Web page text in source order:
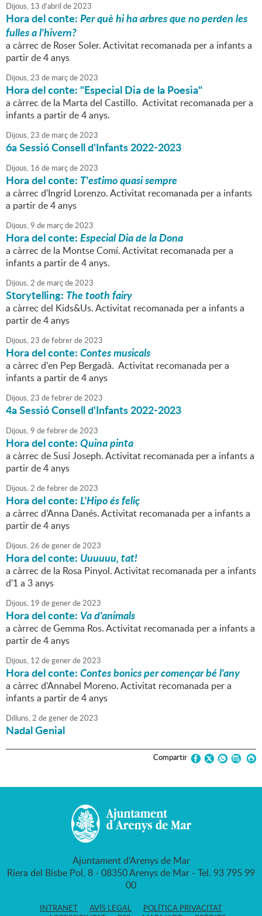
Dijous, 13 d'abril de2023
Hora del conte:Per què hi ha arbres que no perden les
fulles a l'hivern?
a càrrec de Roser Soler. Activitat recomanada per a infants a
partir de 4 anys
Dijous,23 de marçde2023
Hora del conte: "Especial Dia de la Poesia"
a càrrec de la Marta del Castillo. Activitat recomanada per a
infants a partir de 4 anys.
Dijous,23 de marçde2023
6a Sessió Consell d'Infants 2022-2023
Dijous, 16 de marçde2023
Hora del conte: T'estimo quasi sempre
a càrrec d'Ingrid Lorenzo. Activitat recomanada per a infants
a partir de 4 anys
Dijous,9 de marçde2023
Hora del conte:Especial Dia de la Dona
a càrrec de la Montse Comí. Activitat recomanada per a
infants a partir de 4 anys.
Dijous,2 de marçde2023
Storytelling: The tooth fairy
a càrrec del Kids&Us. Activitat recomanada per a infants a
partir de 4 anys
Dijous,23 defebrerde2023
Hora del conte:Contes musicals
a càrrec d'en Pep Bergadà. Activitat recomanada per a
infants a partir de 4 anys
Dijous,23 defebrerde2023
4a Sessió Consell d'Infants 2022-2023
Dijous,9 defebrerde2023
Hora del conte:Quina pinta
a càrrec de Susi Joseph. Activitat recomanada per a infants a
partir de 4 anys
Dijous,2 defebrerde2023
Hora del conte:L'Hipo és feliç
a càrrec d'Anna Danés. Activitat recomanada per a infants a
partir de 4 anys
Dijous,26 degenerde2023
Hora del conte: Uuuuuu, tat!
a càrrec de la Rosa Pinyol. Activitat recomanada per a infants
d'1 a 3 anys
Dijous, 19 degenerde2023
Hora del conte: Va d'animals
a càrrec de Gemma Ros. Activitat recomanada per a infants a
partir de 4 anys
Dijous, 12 degenerde2023
Hora del conte:Contes bonics per començar bé l'any
a càrrec d'Annabel Moreno. Activitat recomanada per a
infants a partir de 4 anys
Dilluns,2 degenerde2023
Nadal Genial
Compartir
Ajuntament d'Arenys de Mar
Riera del Bisbe Pol, 8 - 08350 Arenys de Mar - Tel. 93 795 99
00
INTRANET AVÍS LEGAL
POLÍTICA PRIVACITAT